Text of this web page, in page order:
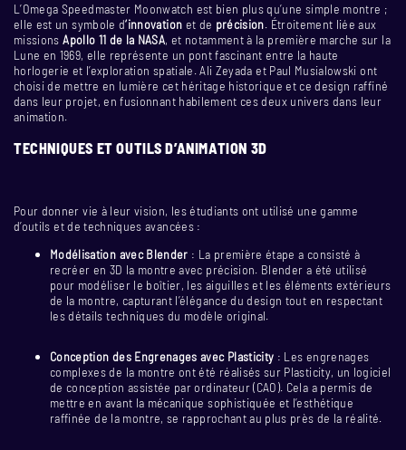
L’Omega Speedmaster Moonwatch est bien plus qu’une simple montre ;
elle est un symbole d‘innovation et de précision. Étroitement liée aux
missionsApollo 11 de la NASA, et notamment à la première marche sur la
Lune en 1969, elle représente un pont fascinant entre la haute
horlogerie et l’exploration spatiale. Ali Zeyada et Paul Musialowski ont
choisi de mettre en lumière cet héritage historique et ce design raffiné
dans leur projet, en fusionnant habilement ces deux univers dans leur
animation.
TECHNIQUES ET OUTILS D’ANIMATION 3D
Pour donner vie à leur vision, les étudiants ont utilisé une gamme
d’outils et de techniques avancées :
Modélisation avec Blender : La première étape a consisté à
recréer en 3D la montre avec précision. Blender a été utilisé
pour modéliser le boîtier, les aiguilles et les éléments extérieurs
de la montre, capturant l’élégance du design tout en respectant
les détails techniques du modèle original.
Conception des Engrenages avec Plasticity : Les engrenages
complexes de la montre ont été réalisés sur Plasticity, un logiciel
de conception assistée par ordinateur (CAO). Cela a permis de
mettre en avant la mécanique sophistiquée et l’esthétique
raffinée de la montre, se rapprochant au plus près de la réalité.